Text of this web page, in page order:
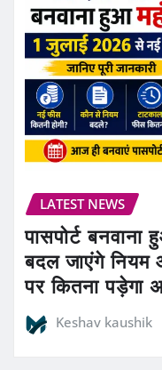
LATEST NEWS
पासपोर्ट
बदल जाएंगे
पर कितना पड़ेगा
Keshav kaushik